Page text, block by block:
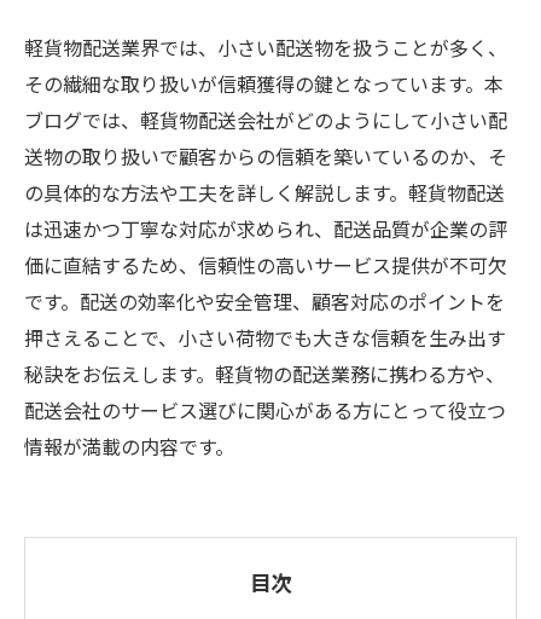
軽貨物配送業界では、小さい配送物を扱うことが多く、
その繊細な取り扱いが信頼獲得の鍵となっています。本
ブログでは、軽貨物配送会社がどのようにして小さい配
送物の取り扱いで顧客からの信頼を築いているのか、そ
の具体的な方法や工夫を詳しく解説します。軽貨物配送
は迅速かつ丁寧な対応が求められ、配送品質が企業の評
価に直結するため、信頼性の高いサービス提供が不可欠
です。配送の効率化や安全管理、顧客対応のポイントを
押さえることで、小さい荷物でも大きな信頼を生み出す
秘訣をお伝えします。軽貨物の配送業務に携わる方や、
配送会社のサービス選びに関心がある方にとって役立つ
情報が満載の内容です。
目次